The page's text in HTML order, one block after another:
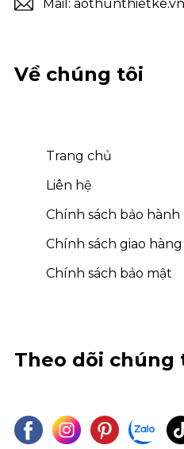
Theo dõi chúng
Về chúng tôi
Trang chủ
Liên hệ
Chính sách bảo hành
Chính sách giao hàng
Chính sách bảo mật
Mail: